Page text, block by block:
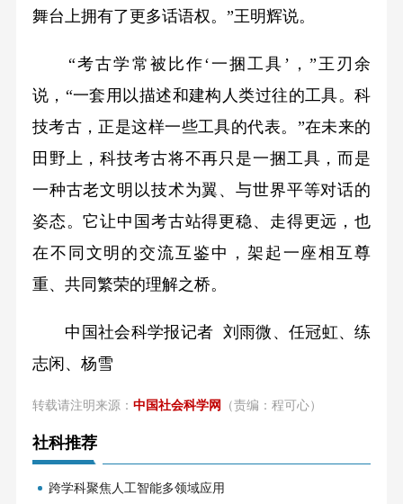
舞台上拥有了更多话语权。”王明辉说。
“考古学常被比作‘一捆工具’，”王刃余
说，“一套用以描述和建构人类过往的工具。科
技考古，正是这样一些工具的代表。”在未来的
田野上，科技考古将不再只是一捆工具，而是
一种古老文明以技术为翼、与世界平等对话的
姿态。它让中国考古站得更稳、走得更远，也
在不同文明的交流互鉴中，架起一座相互尊
重、共同繁荣的理解之桥。
中国社会科学报记者 刘雨微、任冠虹、练
志闲、杨雪
转载请注明来源： 中国社会科学网 （责编：程可心）
社科推荐
跨学科聚焦人工智能多领域应用